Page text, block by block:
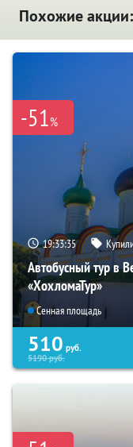
Похожие акции:
-51%
19:33:34
Автобусный тур в
«ХохломаТур»
Сенная площадь
510 руб.
5190руб.